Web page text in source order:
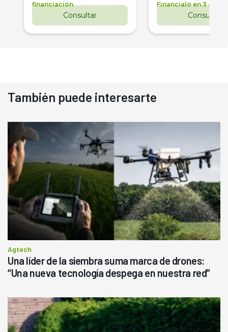
financiación
Consultar
Financialo en 3 años
Consultar
También puede interesarte
Agtech
Una líder de la siembra suma marca de drones:
“Una nueva tecnología despega en nuestra red”